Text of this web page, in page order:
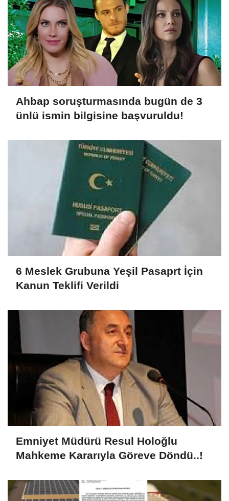
Ahbap soruşturmasında bugün de 3
ünlü ismin bilgisine başvuruldu!
6 Meslek Grubuna Yeşil Pasaprt İçin
Kanun Teklifi Verildi
Emniyet Müdürü Resul Holoğlu
Mahkeme Kararıyla Göreve Döndü..!